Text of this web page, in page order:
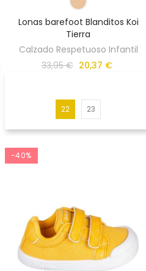
Lonas barefoot Blanditos Koi
Tierra
Calzado Respetuoso Infantil
33,95 € 20,37 €
22 23
-40%